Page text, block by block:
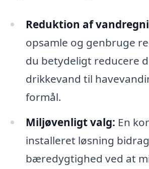
Reduktion af
opsamle og genbruge
du betydeligt reducere
drikkevand til
formål.
Miljøvenligt valg: En
installeret løsning
bæredygtighed ved at